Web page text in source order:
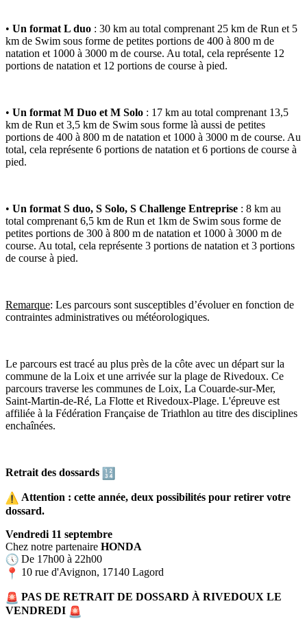
• Un format L duo : 30 km au total comprenant 25 km de Run et 5
km de Swim sous forme de petites portions de 400 à 800 m de
natation et 1000 à 3000 m de course. Au total, cela représente 12
portions de natation et 12 portions de course à pied.
• Un format M Duo et M Solo : 17 km au total comprenant 13,5
km de Run et 3,5 km de Swim sous forme là aussi de petites
portions de 400 à 800 m de natation et 1000 à 3000 m de course. Au
total, cela représente 6 portions de natation et 6 portions de course à
pied.
• Un format S duo, S Solo, S Challenge Entreprise : 8 km au
total comprenant 6,5 km de Run et 1km de Swim sous forme de
petites portions de 300 à 800 m de natation et 1000 à 3000 m de
course. Au total, cela représente 3 portions de natation et 3 portions
de course à pied.
Remarque: Les parcours sont susceptibles d’évoluer en fonction de
contraintes administratives ou météorologiques.
Le parcours est tracé au plus près de la côte avec un départ sur la
commune de la Loix et une arrivée sur la plage de Rivedoux. Ce
parcours traverse les communes de Loix, La Couarde-sur-Mer,
Saint-Martin-de-Ré, La Flotte et Rivedoux-Plage. L'épreuve est
affiliée à la Fédération Française de Triathlon au titre des disciplines
enchaînées.
Retrait des dossards
Attention : cette année, deux possibilités pour retirer votre
dossard.
Vendredi 11 septembre
Chez notre partenaire HONDA
De 17h00 à 22h00
10 rue d'Avignon, 17140 Lagord
PAS DE RETRAIT DE DOSSARD À RIVEDOUX LE
VENDREDI